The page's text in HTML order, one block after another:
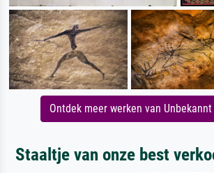
Ontdek meer werken van
Staaltje van onze best